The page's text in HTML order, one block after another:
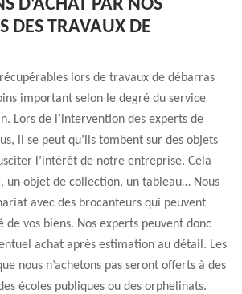
D’ACHAT PAR NOS
DES TRAVAUX DE
lors de travaux de débarras
important selon le degré du service
Lors de l’intervention des experts de
il se peut qu’ils tombent sur des objets
l’intérêt de notre entreprise. Cela
un objet de collection, un tableau… Nous
avec des brocanteurs qui peuvent
vos biens. Nos experts peuvent donc
achat après estimation au détail. Les
nous n’achetons pas seront offerts à des
écoles publiques ou des orphelinats.